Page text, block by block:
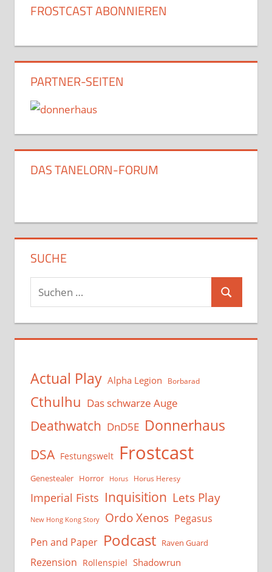
FROSTCAST ABONNIEREN
PARTNER-SEITEN
DAS TANELORN-FORUM
SUCHE
Suchen
nach:
Suchen
Actual Play Alpha Legion Borbarad
Cthulhu Das schwarze Auge
Deathwatch DnD5E Donnerhaus
DSA Festungswelt Frostcast
Genestealer Horror Horus Horus Heresy
Imperial Fists Inquisition Lets Play
New Hong Kong Story Ordo Xenos Pegasus
Pen and Paper Podcast Raven Guard
Rezension Rollenspiel Shadowrun